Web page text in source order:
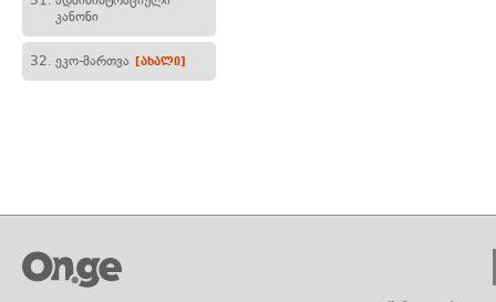
კანონი
32. ეკო-მართვა [ახალი]